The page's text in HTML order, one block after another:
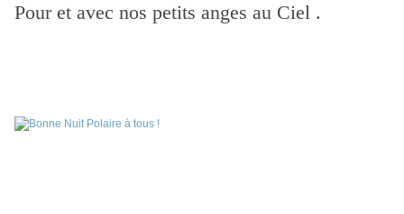
Pour et avec nos petits anges au Ciel .